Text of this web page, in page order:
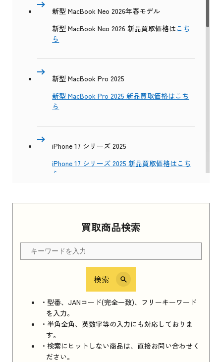
買取商品検索
検索
・型番、JANコード(完全一致)、フリーキーワード
を入力。
・半角全角、英数字等の入力にも対応しておりま
す。
・検索にヒットしない商品は、直接お問い合わせく
ださい。
新型 MacBook Neo 2026年春モデル
新型 MacBook Neo 2026 新品買取価格はこち
ら
新型 MacBook Pro 2025
新型 MacBook Pro 2025 新品買取価格はこち
ら
iPhone 17 シリーズ 2025
iPhone 17 シリーズ 2025 新品買取価格はこち
ら
Apple Watch Series 11 2025 新品買取価格はこ
ちら
iPhone 16e シリーズ 2025
iPhone 16e シリーズ 2025 新品買取価格はこち
ら
iPad 11インチ 2025年春モデル